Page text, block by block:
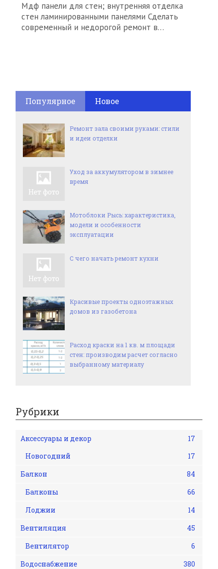
Мдф панели для стен; внутренняя отделка
стен ламинированными панелями Сделать
современный и недорогой ремонт в…
Популярное Новое
Ремонт зала своими руками: стили
и идеи отделки
Уход за аккумулятором в зимнее
время
Мотоблоки Рысь: характеристика,
модели и особенности
эксплуатации
С чего начать ремонт кухни
Красивые проекты одноэтажных
домов из газобетона
Расход краски на 1 кв. м площади
стен: производим расчет согласно
выбранному материалу
Рубрики
Аксессуары и декор
17
Новогодний
17
Балкон
84
Балконы
66
Лоджии
14
Вентиляция
45
Вентилятор
6
Водоснабжение
380